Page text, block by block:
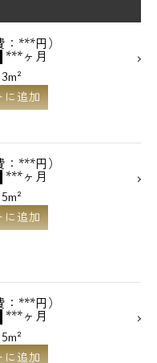
***円）
***ヶ月
に追加
***円）
***ヶ月
に追加
***円）
***ヶ月
に追加